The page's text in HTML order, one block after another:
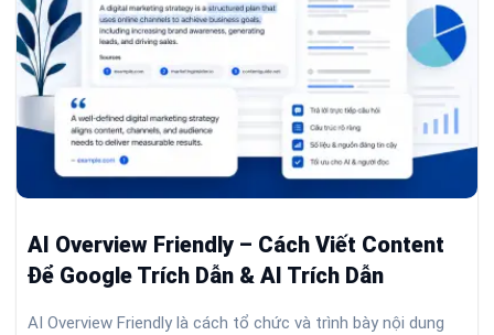
AI Overview Friendly – Cách Viết Content
Để Google Trích Dẫn & AI Trích Dẫn
AI Overview Friendly là cách tổ chức và trình bày nội dung